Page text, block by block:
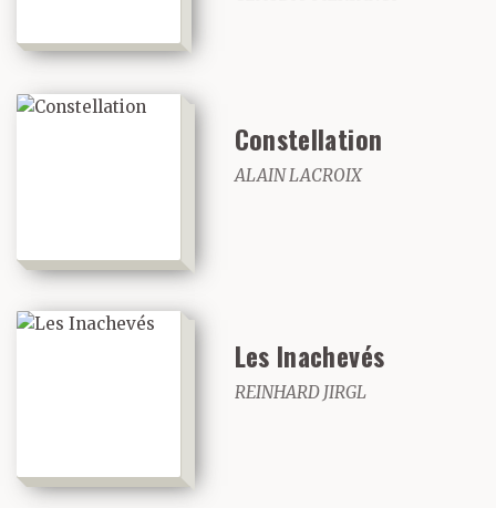
Constellation
ALAIN LACROIX
Les Inachevés
REINHARD JIRGL